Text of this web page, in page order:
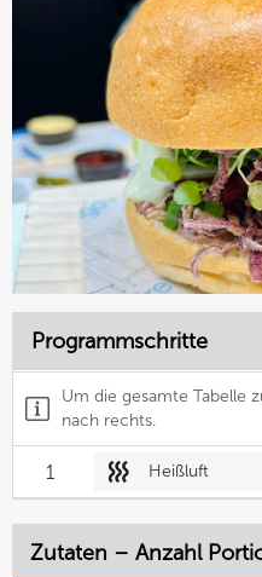
Programmschritte
Um die gesamte Tabelle
nach rechts.
1 Heißluft
Zutaten – Anzahl